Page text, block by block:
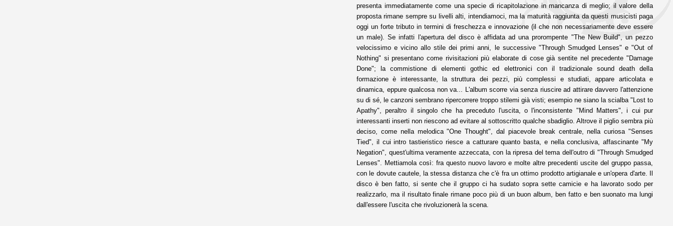
presenta immediatamente come una specie di ricapitolazione in mancanza di meglio; il valore della
proposta rimane sempre su livelli alti, intendiamoci, ma la maturità raggiunta da questi musicisti paga
oggi un forte tributo in termini di freschezza e innovazione (il che non necessariamente deve essere
un male). Se infatti l'apertura del disco è affidata ad una prorompente "The New Build", un pezzo
velocissimo e vicino allo stile dei primi anni, le successive "Through Smudged Lenses" e "Out of
Nothing" si presentano come rivisitazioni più elaborate di cose già sentite nel precedente "Damage
Done"; la commistione di elementi gothic ed elettronici con il tradizionale sound death della
formazione è interessante, la struttura dei pezzi, più complessi e studiati, appare articolata e
dinamica, eppure qualcosa non va... L'album scorre via senza riuscire ad attirare davvero l'attenzione
su di sé, le canzoni sembrano ripercorrere troppo stilemi già visti; esempio ne siano la scialba "Lost to
Apathy", peraltro il singolo che ha preceduto l'uscita, o l'inconsistente "Mind Matters", i cui pur
interessanti inserti non riescono ad evitare al sottoscritto qualche sbadiglio. Altrove il piglio sembra più
deciso, come nella melodica "One Thought", dal piacevole break centrale, nella curiosa "Senses
Tied", il cui intro tastieristico riesce a catturare quanto basta, e nella conclusiva, affascinante "My
Negation", quest'ultima veramente azzeccata, con la ripresa del tema dell'outro di "Through Smudged
Lenses". Mettiamola così: fra questo nuovo lavoro e molte altre precedenti uscite del gruppo passa,
con le dovute cautele, la stessa distanza che c'è fra un ottimo prodotto artigianale e un'opera d'arte. Il
disco è ben fatto, si sente che il gruppo ci ha sudato sopra sette camicie e ha lavorato sodo per
realizzarlo, ma il risultato finale rimane poco più di un buon album, ben fatto e ben suonato ma lungi
dall'essere l'uscita che rivoluzionerà la scena.